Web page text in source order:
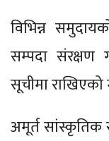
विभिन्न
सम्पदा संरक्षण
सूचीमा
अमूर्त सांस्कृतिक